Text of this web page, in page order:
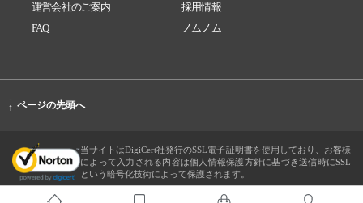
運営会社のご案内
採用情報
FAQ
ノムノム
-
↑ ページの先頭へ
当サイトはDigiCert社発行のSSL電子証明書を使用しており、お客様
によって入力される内容は個人情報保護方針に基づき送信時にSSL
という暗号化技術によって保護されます。